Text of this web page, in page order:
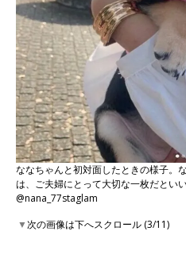
ななちゃんと初対面したときの様子。
は、ご夫婦にとって大切な一枚だといい
@nana_77staglam
▼次の画像は下へスクロール (3/11)